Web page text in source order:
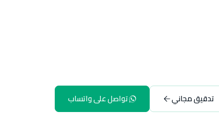
تواصل على واتساب تدقيق مجاني